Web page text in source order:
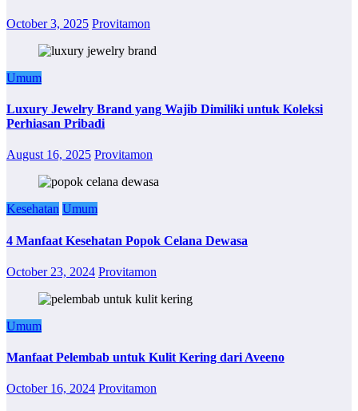
October 3, 2025 Provitamon
Umum
Luxury Jewelry Brand yang Wajib Dimiliki untuk Koleksi
Perhiasan Pribadi
August 16, 2025 Provitamon
Kesehatan Umum
4 Manfaat Kesehatan Popok Celana Dewasa
October 23, 2024 Provitamon
Umum
Manfaat Pelembab untuk Kulit Kering dari Aveeno
October 16, 2024 Provitamon